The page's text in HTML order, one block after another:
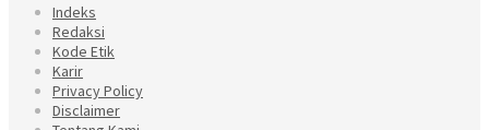
Indeks
Redaksi
Kode Etik
Karir
Privacy Policy
Disclaimer